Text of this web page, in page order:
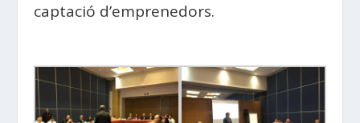
captació d’emprenedors.